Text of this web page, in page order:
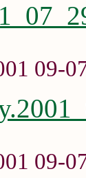
09-
09-